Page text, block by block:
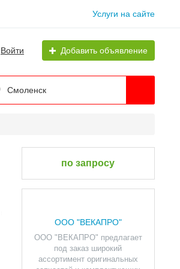
Услуги на сайте
Войти Добавить объявление
Смоленск
по запросу
ООО "ВЕКАПРО"
ООО "ВЕКАПРО" предлагает
под заказ широкий
ассортимент оригинальных